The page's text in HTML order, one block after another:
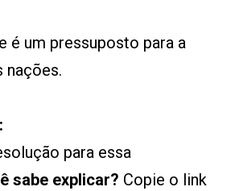
é um pressuposto para a
nações.
para essa
sabe explicar? Copie o link